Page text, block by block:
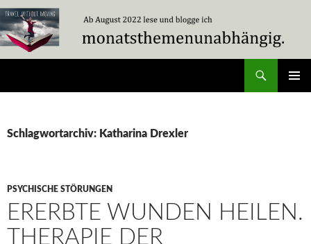
Zum
Inhalt
springen
Schlagwortarchiv: Katharina Drexler
PSYCHISCHE STÖRUNGEN
ERERBTE WUNDEN HEILEN.
THERAPIE DER